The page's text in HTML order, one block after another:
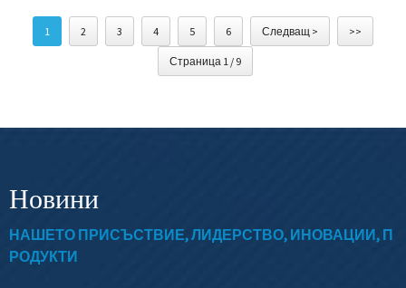
1 2 3 4 5 6 Следващ > >>
Страница 1 / 9
Новини
НАШЕТО ПРИСЪСТВИЕ, ЛИДЕРСТВО, ИНОВАЦИИ, П
РОДУКТИ